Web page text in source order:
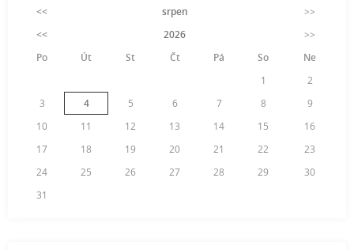
<< srpen
>>
<<
2026
>>
Po
Út St Čt Pá So
Ne
1
2
3
4 5 6 7 8
9
10
11 12 13 14 15
16
17
18 19 20 21 22
23
24
25 26 27 28 29
30
31